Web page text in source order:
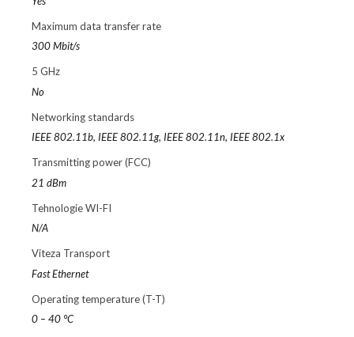
Maximum data transfer rate
300 Mbit/s
5 GHz
No
Networking standards
IEEE 802.11b, IEEE 802.11g, IEEE 802.11n, IEEE 802.1x
Transmitting power (FCC)
21 dBm
Tehnologie WI-FI
N/A
Viteza Transport
Fast Ethernet
Operating temperature (T-T)
0 – 40 °C